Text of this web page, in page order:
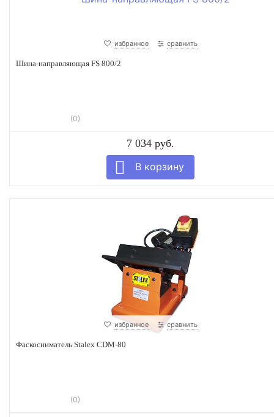
избранное сравнить
Шина-направляющая FS 800/2
(0)
7 034 руб.
избранное сравнить
Фаскосниматель Stalex CDM-80
(0)